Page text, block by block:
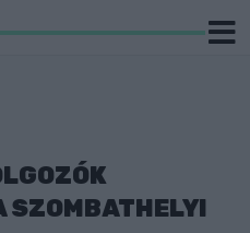
SZOMBATHELYI